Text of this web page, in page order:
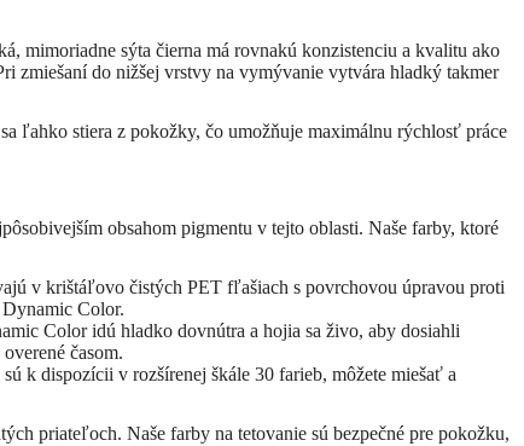
mimoriadne sýta čierna má rovnakú konzistenciu a kvalitu ako
zmiešaní do nižšej vrstvy na vymývanie vytvára hladký takmer
ľahko stiera z pokožky, čo umožňuje maximálnu rýchlosť práce
obsahom pigmentu v tejto oblasti. Naše farby, ktoré
v krištáľovo čistých PET fľašiach s povrchovou úpravou proti
Color.
Color idú hladko dovnútra a hojia sa živo, aby dosiahli
časom.
k dispozícii v rozšírenej škále 30 farieb, môžete miešať a
priateľoch. Naše farby na tetovanie sú bezpečné pre pokožku,